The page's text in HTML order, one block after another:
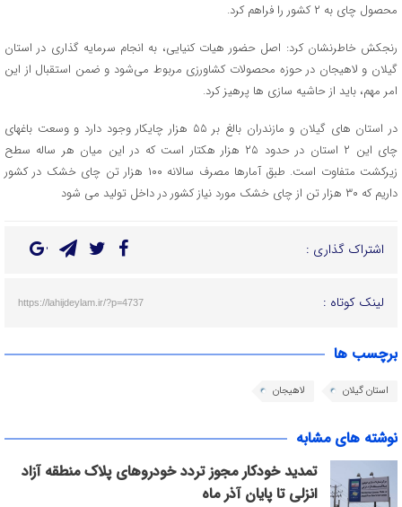
محصول چای به ۲ کشور را فراهم کرد.
رنجکش خاطرنشان کرد: اصل حضور هیات کنیایی، به انجام سرمایه گذاری در استان
گیلان و لاهیجان در حوزه محصولات کشاورزی مربوط می‌شود و ضمن استقبال از این
امر مهم، باید از حاشیه سازی ها پرهیز کرد.
در استان های گیلان و مازندران بالغ بر ۵۵ هزار چایکار وجود دارد و وسعت باغهای
چای این ۲ استان در حدود ۲۵ هزار هکتار است که در این میان هر ساله سطح
زیرکشت متفاوت است. طبق آمارها مصرف سالانه ۱۰۰ هزار تن چای خشک در کشور
داریم که ۳۰ هزار تن از چای خشک مورد نیاز کشور در داخل تولید می شود
اشتراک گذاری :
لینک کوتاه : https://lahijdeylam.ir/?p=4737
برچسب ها
استان گیلان لاهیجان
نوشته های مشابه
تمدید خودکار مجوز تردد خودروهای پلاک منطقه آزاد
انزلی تا پایان آذر ماه